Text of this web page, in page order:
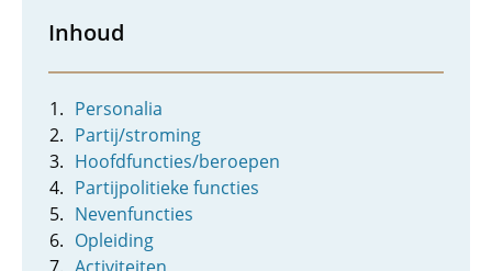
Inhoud
Personalia
Partij/stroming
Hoofdfuncties/beroepen
Partijpolitieke functies
Nevenfuncties
Opleiding